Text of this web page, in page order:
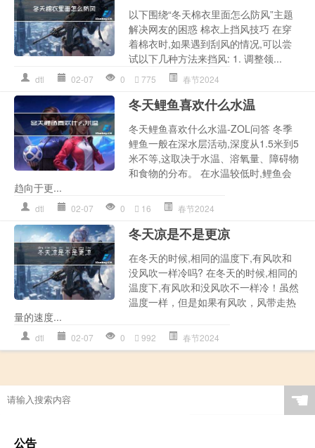
以下围绕“冬天棉衣里面怎么防风”主题
解决网友的困惑 棉衣上挡风技巧 在穿
着棉衣时,如果遇到刮风的情况,可以尝
试以下几种方法来挡风: 1. 调整领...
dtl 02-07 0 775 春节2024
冬天鲤鱼喜欢什么水温
冬天鲤鱼喜欢什么水温-ZOL问答 冬季
鲤鱼一般在深水层活动,深度从1.5米到5
米不等,这取决于水温、溶氧量、障碍物
和食物的分布。 在水温较低时,鲤鱼会
趋向于更...
dtl 02-07 0 16 春节2024
冬天凉是不是更凉
在冬天的时候,相同的温度下,有风吹和
没风吹一样冷吗? 在冬天的时候,相同的
温度下,有风吹和没风吹不一样冷！虽然
温度一样，但是如果有风吹，风带走热
量的速度...
dtl 02-07 0 992 春节2024
☚
公告